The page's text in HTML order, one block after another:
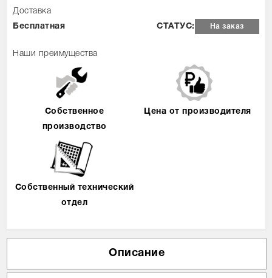
Доставка
Бесплатная
СТАТУС: На заказ
Наши преимущества
Собственное
производство
Цена от производителя
Собственный технический
отдел
Описание